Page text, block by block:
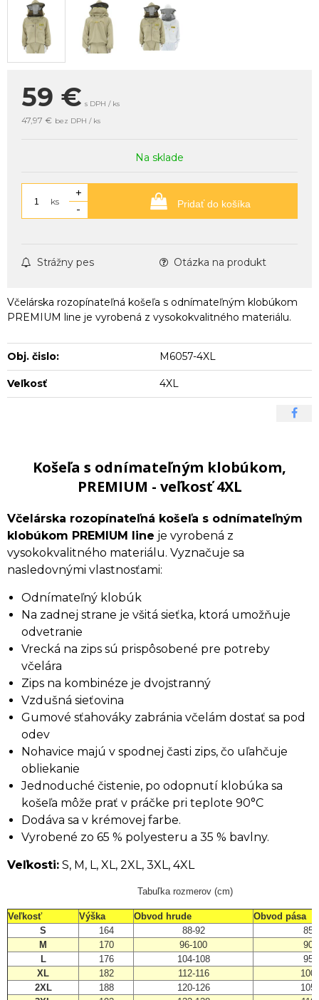
59 € s DPH / ks
47,97 € bez DPH / ks
Na sklade
ks
+
-
Pridať do košíka
Strážny pes Otázka na produkt
Včelárska rozopínateľná košeľa s odnímateľným klobúkom
PREMIUM line je vyrobená z vysokokvalitného materiálu.
Obj. čislo: M6057-4XL
Veľkosť 4XL
Košeľa s odnímateľným klobúkom,
PREMIUM - veľkosť 4XL
Včelárska rozopínateľná košeľa s odnímateľným
klobúkom PREMIUM line je vyrobená z
vysokokvalitného materiálu. Vyznačuje sa
nasledovnými vlastnosťami:
Odnímateľný klobúk
Na zadnej strane je všitá sieťka, ktorá umožňuje
odvetranie
Vrecká na zips sú prispôsobené pre potreby
včelára
Zips na kombinéze je dvojstranný
Vzdušná sieťovina
Gumové sťahováky zabránia včelám dostať sa pod
odev
Nohavice majú v spodnej časti zips, čo uľahčuje
obliekanie
Jednoduché čistenie, po odopnutí klobúka sa
košeľa môže prať v práčke pri teplote 90°C
Dodáva sa v krémovej farbe.
Vyrobené zo 65 % polyesteru a 35 % bavlny.
Veľkosti: S, M, L, XL, 2XL, 3XL, 4XL
Veľkosť Výška Obvod hrude Obvod pása
Tabuľka rozmerov (cm)
S 164 88-92
85
M
170 96-100
90
L
176 104-108
95
XL
182 112-116
100
2XL
188 120-126
105